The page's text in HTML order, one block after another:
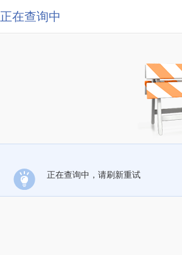
正在查询中
正在查询中，请刷新重试